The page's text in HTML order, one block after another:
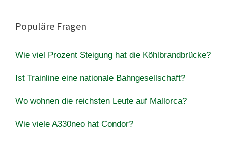
Populäre Fragen
Wie viel Prozent Steigung hat die Köhlbrandbrücke?
Ist Trainline eine nationale Bahngesellschaft?
Wo wohnen die reichsten Leute auf Mallorca?
Wie viele A330neo hat Condor?